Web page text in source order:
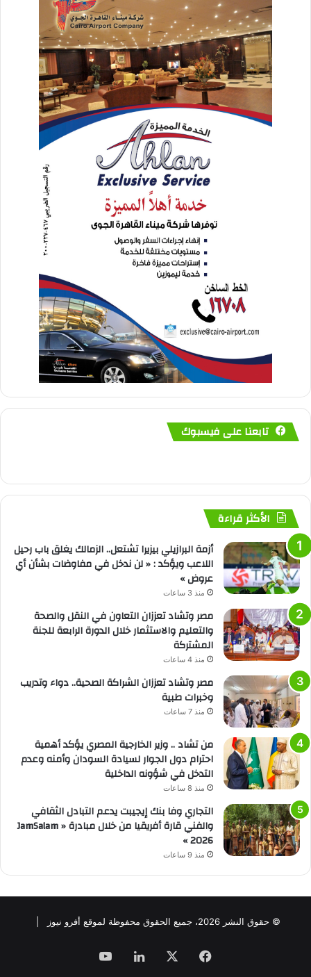
تابعنا على فيسبوك
الأكثر قراءة
أزمة البرازيلي بيزيرا تشتعل.. الزمالك يغلق باب رحيل
اللاعب ويؤكد : « لن ندخل في مفاوضات بشأن أي
عروض »
منذ 3 ساعات
مصر وتشاد تعززان التعاون في النقل والصحة
والتعليم والاستثمار خلال الدورة الرابعة للجنة
المشتركة
منذ 4 ساعات
مصر وتشاد تعززان الشراكة الصحية.. دواء وتدريب
وخبرات طبية
منذ 7 ساعات
من تشاد .. وزير الخارجية المصري يؤكد أهمية
احترام دول الجوار لسيادة السودان وأمنه وعدم
التدخل في شؤونه الداخلية
منذ 8 ساعات
التجاري وفا بنك إيجيبت يدعم التبادل الثقافي
والفني قارة أفريقيا من خلال مبادرة « JamSalam
2026 »
منذ 9 ساعات
© حقوق النشر 2026، جميع الحقوق محفوظة لموقع أفرو نيوز |
فيسبوك لينكدإن